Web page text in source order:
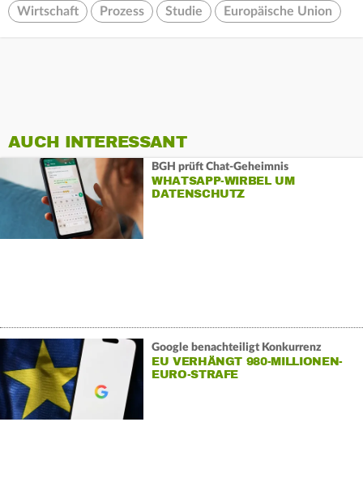
Wirtschaft Prozess Studie Europäische Union
AUCH INTERESSANT
BGH prüft Chat-Geheimnis
WHATSAPP-WIRBEL UM
DATENSCHUTZ
Google benachteiligt Konkurrenz
EU VERHÄNGT 980-MILLIONEN-
EURO-STRAFE